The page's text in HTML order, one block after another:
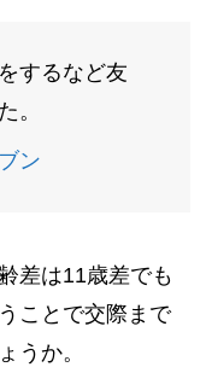
するなど友
。
ン
差は11歳差でも
ことで交際まで
うか。